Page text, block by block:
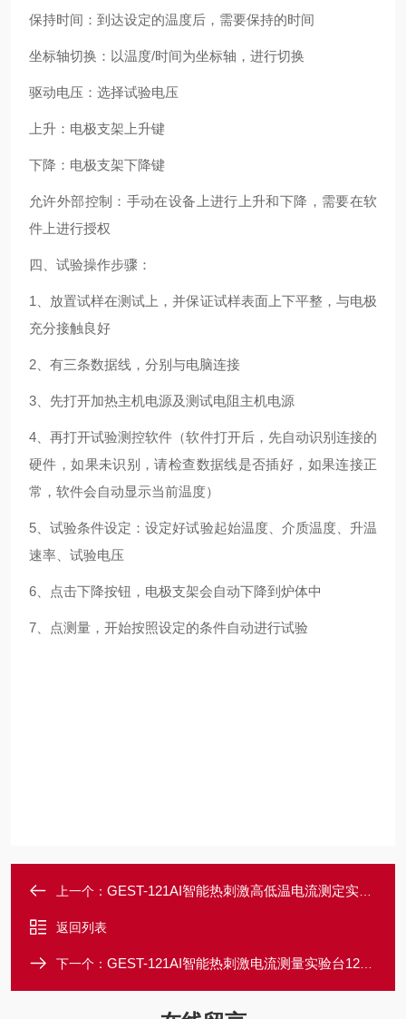
保持时间：到达设定的温度后，需要保持的时间
坐标轴切换：以温度/时间为坐标轴，进行切换
驱动电压：选择试验电压
上升：电极支架上升键
下降：电极支架下降键
允许外部控制：手动在设备上进行上升和下降，需要在软
件上进行授权
四、试验操作步骤：
1、放置试样在测试上，并保证试样表面上下平整，与电极
充分接触良好
2、有三条数据线，分别与电脑连接
3、先打开加热主机电源及测试电阻主机电源
4、再打开试验测控软件（软件打开后，先自动识别连接的
硬件，如果未识别，请检查数据线是否插好，如果连接正
常，软件会自动显示当前温度）
5、试验条件设定：设定好试验起始温度、介质温度、升温
速率、试验电压
6、点击下降按钮，电极支架会自动下降到炉体中
7、点测量，开始按照设定的条件自动进行试验
上一个： GEST-121AI智能热刺激高低温电流测定实验台121AI
返回列表
下一个： GEST-121AI智能热刺激电流测量实验台121AI